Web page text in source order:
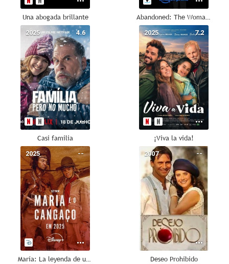
Una abogada brillante Abandoned: The Woman in the Decaying House
4.6
2025
Casi familia
7.2
2025
¡Viva la vida!
--
2025
María: La leyenda de una bandida
--
2007
Deseo Prohibido